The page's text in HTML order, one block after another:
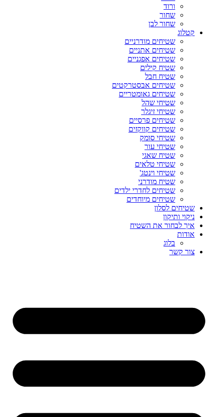
ורוד
שחור
שחור לבן
קטלוג
שטיחים מודרניים
שטיחים אתניים
שטיחים אפגניים
שטיח קילים
שטיח חבל
שטיחים אבסטרקטים
שטיחים גאומטריים
שטיחי שהל
שטיחי זיגלר
שטיחים פרסיים
שטיחים קווקזים
שטיחי סומק
שטיחי עור
שטיח שאגי
שטיחי טלאים
שטיחי וינטג'
שטיח מודרני
שטיחים לחדרי ילדים
שטיחים מיוחדים
שטיחים לסלון
ניקוי ותיקון
איך לבחור את השטיח
אודות
בלוג
צור קשר